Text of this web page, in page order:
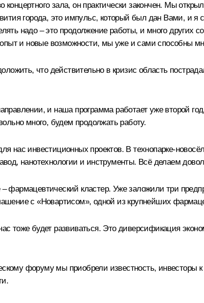
концертного зала, он практически закончен. Мы
города, это импульс, который был дан Вами, и
надо – это продолжение работы, и много других
опыт и новые возможности, мы уже и сами способны
что действительно в кризис область
и наша программа работает уже второй
много, будем продолжать работу.
нас инвестиционных проектов. В технопарке-
нанотехнологии и инструменты. Всё делаем
– фармацевтический кластер. Уже заложили три
с «Новартисом», одной из крупнейших
тоже будет развиваться. Это диверсификация
форуму мы приобрели известность, инвесторы